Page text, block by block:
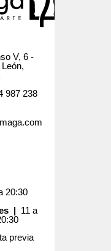
V, 6 -
987 238
20:30
| 11 a
previa